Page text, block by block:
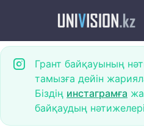
Грант байқауының
тамызға дейін
Біздің инстаграмға
байқаудың